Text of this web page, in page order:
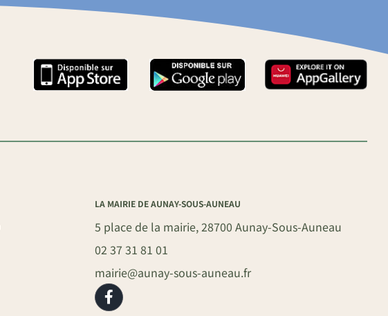
LA MAIRIE DE AUNAY-SOUS-AUNEAU
5 place de la mairie, 28700 Aunay-Sous-Auneau
02 37 31 81 01
mairie@aunay-sous-auneau.fr